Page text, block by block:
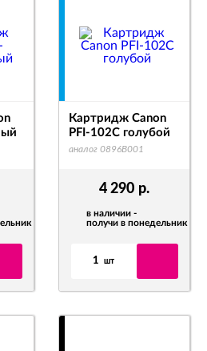
4 290 р.
в наличии -
получи в понедельник
1 шт
Картридж Canon
PFI-102C голубой
аналог 0896B001